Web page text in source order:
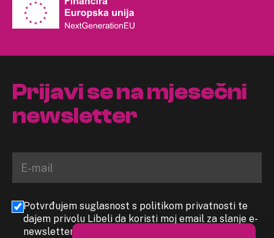
Prijavi se na mjesečni
newsletter
Potvrđujem suglasnost s politikom privatnosti te
dajem privolu Libeli da koristi moj email za slanje e-
newslettera